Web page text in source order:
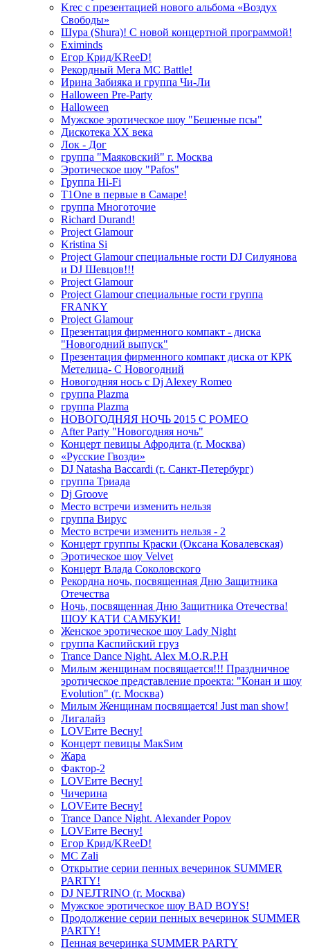
Krec с презентацией нового альбома «Воздух
Свободы»
Шура (Shura)! С новой концертной программой!
Eximinds
Егор Крид/KReeD!
Рекордный Мега МС Battle!
Ирина Забияка и группа Чи-Ли
Halloween Pre-Party
Halloween
Мужское эротическое шоу "Бешеные псы"
Дискотека ХХ века
Лок - Дог
группа "Маяковский" г. Москва
Эротическое шоу "Pafos"
Группа Hi-Fi
T1One в первые в Самаре!
группа Многоточие
Richard Durand!
Project Glamour
Kristina Si
Project Glamour специальные гости DJ Силуянова
и DJ Шевцов!!!
Project Glamour
Project Glamour специальные гости группа
FRANKY
Project Glamour
Презентация фирменного компакт - диска
"Новогодний выпуск"
Презентация фирменного компакт диска от КРК
Метелица- С Новогодний
Новогодняя нось с Dj Alexey Romeo
группа Plazma
группа Plazma
НОВОГОДНЯЯ НОЧЬ 2015 C РОМЕО
After Party "Новогодняя ночь"
Концерт певицы Афродита (г. Москва)
«Русские Гвозди»
DJ Natasha Baccardi (г. Санкт-Петербург)
группа Триада
Dj Groove
Место встречи изменить нельзя
группа Вирус
Место встречи изменить нельзя - 2
Концерт группы Краски (Оксана Ковалевская)
Эротическое шоу Velvet
Концерт Влада Соколовского
Рекордна ночь, посвященная Дню Защитника
Отечества
Ночь, посвященная Дню Защитника Отечества!
ШОУ КАТИ САМБУКИ!
Женское эротическое шоу Lady Night
группа Каспийский груз
Trance Dance Night. Alex M.O.R.P.H
Милым женщинам посвящается!!! Праздничное
эротическое представление проекта: "Конан и шоу
Evolution" (г. Москва)
Милым Женщинам посвящается! Just man show!
Лигалайз
LOVEите Весну!
Концерт певицы МакSим
Жара
Фактор-2
LOVEите Весну!
Чичерина
LOVEите Весну!
Trance Dance Night. Alexander Popov
LOVEите Весну!
Егор Крид/KReeD!
MC Zali
Открытие серии пенных вечеринок SUMMER
PARTY!
DJ NEJTRINO (г. Москва)
Мужское эротическое шоу BAD BOYS!
Продолжение серии пенных вечеринок SUMMER
PARTY!
Пенная вечеринка SUMMER PARTY